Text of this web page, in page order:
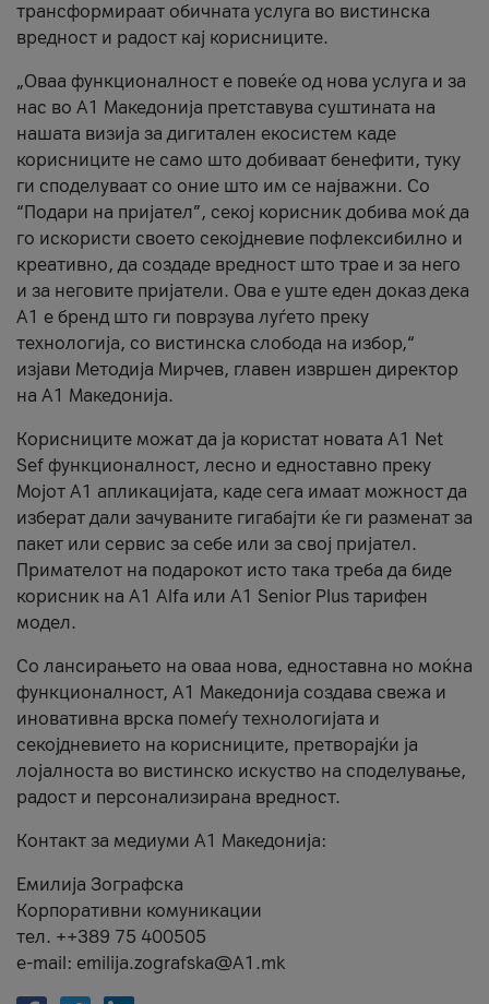
трансформираат обичната услуга во вистинска
вредност и радост кај корисниците.
„Оваа функционалност е повеќе од нова услуга и за
нас во А1 Македонија претставува суштината на
нашата визија за дигитален екосистем каде
корисниците не само што добиваат бенефити, туку
ги споделуваат со оние што им се најважни. Со
“Подари на пријател”, секој корисник добива моќ да
го искористи своето секојдневие пофлексибилно и
креативно, да создаде вредност што трае и за него
и за неговите пријатели. Ова е уште еден доказ дека
А1 е бренд што ги поврзува луѓето преку
технологија, со вистинска слобода на избор,“
изјави Методија Мирчев, главен извршен директор
на А1 Македонија.
Корисниците можат да ја користат новата А1 Net
Sef функционалност, лесно и едноставно преку
Мојот А1 апликацијата, каде сега имаат можност да
изберат дали зачуваните гигабајти ќе ги разменат за
пакет или сервис за себе или за свој пријател.
Примателот на подарокот исто така треба да биде
корисник на А1 Alfa или A1 Senior Plus тарифен
модел.
Со лансирањето на оваа нова, едноставна но моќна
функционалност, А1 Македонија создава свежа и
иновативна врска помеѓу технологијата и
секојдневието на корисниците, претворајќи ја
лојалноста во вистинско искуство на споделување,
радост и персонализирана вредност.
Контакт за медиуми А1 Македонија:
Емилија Зографска
Корпоративни комуникации
тел. ++389 75 400505
e-mail: emilija.zografska@A1.mk